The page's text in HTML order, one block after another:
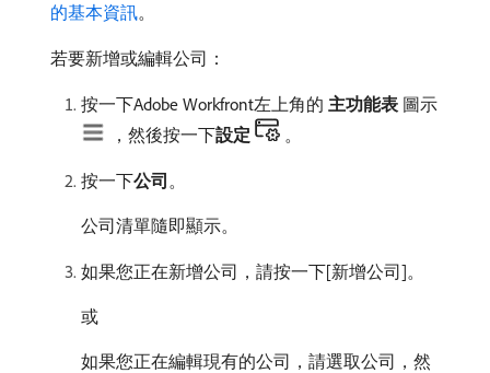
的基本資訊。
若要新增或編輯公司：
按一下Adobe Workfront左上角的​ 主功能表 ​圖示
，然後按一下​設定 。
按一下​公司 。
公司清單隨即顯示。
如果您正在新增公司，請按一下[新增公司]。
或
如果您正在編輯現有的公司，請選取公司，然